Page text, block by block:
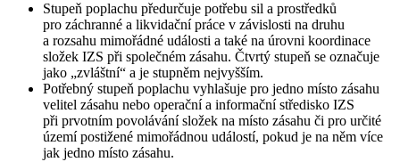
Stupeň poplachu předurčuje potřebu sil a prostředků
pro záchranné a likvidační práce v závislosti na druhu
a rozsahu mimořádné události a také na úrovni koordinace
složek IZS při společném zásahu. Čtvrtý stupeň se označuje
jako „zvláštní“ a je stupněm nejvyšším.
Potřebný stupeň poplachu vyhlašuje pro jedno místo zásahu
velitel zásahu nebo operační a informační středisko IZS
při prvotním povolávání složek na místo zásahu či pro určité
území postižené mimořádnou událostí, pokud je na něm více
jak jedno místo zásahu.